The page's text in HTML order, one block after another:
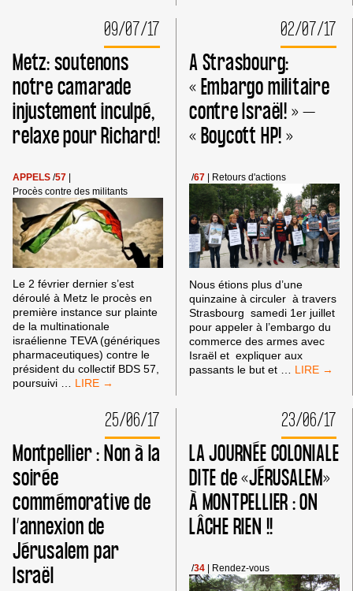
BELLE
ROUGE
2017
09/07/17
Metz: soutenons
notre camarade
injustement inculpé,
relaxe pour Richard!
APPELS /57
Procès contre des militants
Le 2 février dernier s’est
déroulé à Metz le procès en
première instance sur plainte
de la multinationale
israélienne TEVA (génériques
pharmaceutiques) contre le
président du collectif BDS 57,
poursuivi … METZ:
NOTRE
CAMARADE
INJUSTEMENT
INCULPÉ,
RICHARD!
02/07/17
A Strasbourg:
« Embargo militaire
contre Israël! » –
« Boycott HP! »
/67 Retours d'actions
Nous étions plus d’une
quinzaine à circuler à travers
Strasbourg samedi 1er juillet
pour appeler à l’embargo du
commerce des armes avec
Israël et expliquer aux
passants le but et
A
«
MILITAIRE
CONTRE
ISRAËL! »
« BOYCOTT
HP! »
25/06/17
Montpellier : Non à la
soirée
commémorative de
l’annexion de
Jérusalem par
Israël
23/06/17
LA JOURNÉE COLONIALE
DITE de «JÉRUSALEM»
À MONTPELLIER : ON
LÂCHE RIEN !!
/34 Rendez-vous